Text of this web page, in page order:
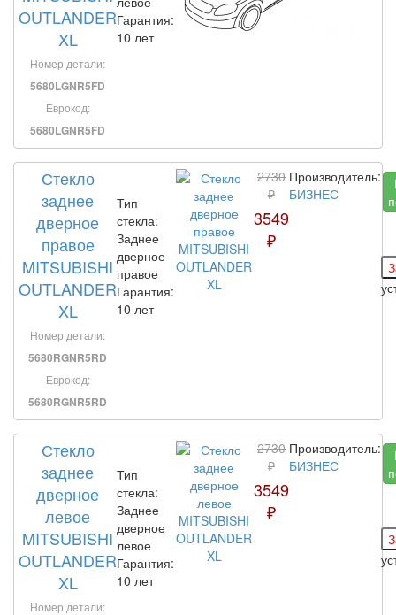
OUTLANDER
XL
Номер детали:
5680LGNR5FD
Еврокод:
5680LGNR5FD
Гарантия:
10 лет
Стекло
заднее
дверное
правое
MITSUBISHI
OUTLANDER
XL
Номер детали:
5680RGNR5RD
Еврокод:
5680RGNR5RD
Тип
стекла:
Заднее
дверное
правое
Гарантия:
10 лет
2730
₽
3549
₽
Производитель:
БИЗНЕС
Стекло
заднее
дверное
левое
MITSUBISHI
OUTLANDER
XL
Номер детали:
Тип
стекла:
Заднее
дверное
левое
Гарантия:
10 лет
2730
₽
3549
₽
Производитель:
БИЗНЕС